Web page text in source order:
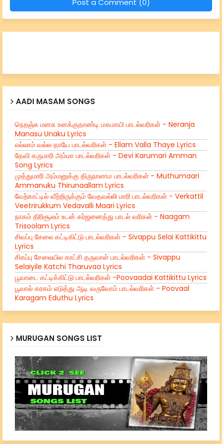
Post a Comment (0)
AADI MASAM SONGS
நெறஞ்சு மனசு உனக்குதாண்டி மகமாயி பாடல்வரிகள் - Neranja
Manasu Unaku Lyrics
எல்லாம் வல்ல தாயே பாடல்வரிகள் - Ellam Valla Thaye Lyrics
தேவி கருமாரி அம்மா பாடல்வரிகள் - Devi Karumari Amman
Song Lyrics
முத்துமாரி அம்மனுக்கு திருநாளாம பாடல்வரிகள் - Muthumaari
Ammanuku Thirunaallam Lyrics
வேற்காட்டில் வீற்றிருக்கும் வேதவல்லி மாரி பாடல்வரிகள் - Verkattil
Veetrirukkum Vedavalli Maari Lyrics
நாகம் திரிசூலம் உடன் கர்ஜனைத்து பாடல் வரிகள் - Naagam
Trisoolam Lyrics
சிவப்பு சேலை கட்டிகிட்டு பாடல்வரிகள் - Sivappu Selai Kattikittu
Lyrics
சிகப்பு சேலையில காட்சி தருவாள் பாடல்வரிகள் - Sivappu
Selaiyile Katchi Tharuvaa Lyrics
பூவாடை கட்டிக்கிட்டு பாடல்வரிகள் -Poovaadai Kattikittu Lyrics
பூவால் கரகம் எடுத்து ஆடி வருவோம் பாடல்வரிகள் - Poovaal
Karagam Eduthu Lyrics
MURUGAN SONGS LIST